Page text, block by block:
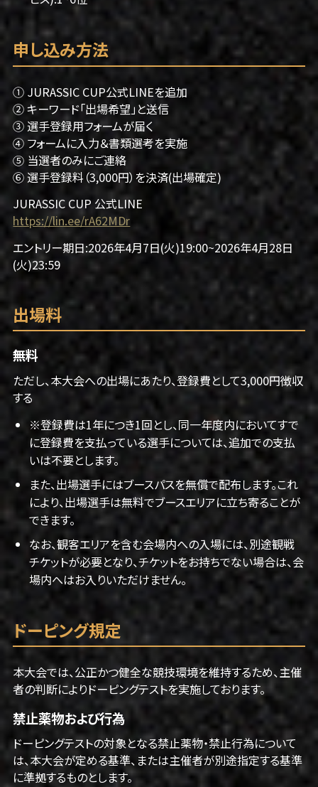
申し込み方法
① JURASSIC CUP公式LINEを追加
② キーワード「出場希望」と送信
③ 選手登録用フォームが届く
④ フォームに入力＆書類選考を実施
⑤ 当選者のみにご連絡
⑥ 選手登録料（3,000円）を決済(出場確定)
JURASSIC CUP 公式LINE
https://lin.ee/rA62MDr
エントリー期日:2026年4月7日(火)19:00~2026年4月28日
(火)23:59
出場料
無料
ただし、本大会への出場にあたり、登録費として3,000円徴収
する
※登録費は1年につき1回とし、同一年度内においてすで
に登録費を支払っている選手については、追加での支払
いは不要とします。
また、出場選手にはブースパスを無償で配布します。これ
により、出場選手は無料でブースエリアに立ち寄ることが
できます。
なお、観客エリアを含む会場内への入場には、別途観戦
チケットが必要となり、チケットをお持ちでない場合は、会
場内へはお入りいただけません。
ドーピング規定
本大会では、公正かつ健全な競技環境を維持するため、主催
者の判断によりドーピングテストを実施しております。
禁止薬物および行為
ドーピングテストの対象となる禁止薬物・禁止行為について
は、本大会が定める基準、または主催者が別途指定する基準
に準拠するものとします。